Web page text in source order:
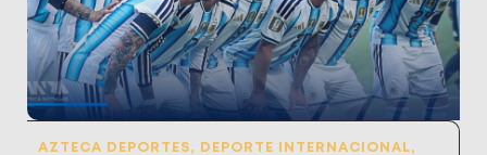
AZTECA DEPORTES, DEPORTE INTERNACIONAL,